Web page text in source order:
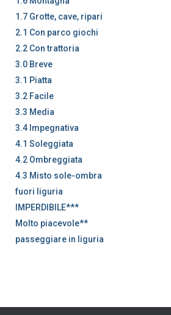
1.7 Grotte, cave, ripari
2.1 Con parco giochi
2.2 Con trattoria
3.0 Breve
3.1 Piatta
3.2 Facile
3.3 Media
3.4 Impegnativa
4.1 Soleggiata
4.2 Ombreggiata
4.3 Misto sole-ombra
fuori liguria
IMPERDIBILE***
Molto piacevole**
passeggiare in liguria